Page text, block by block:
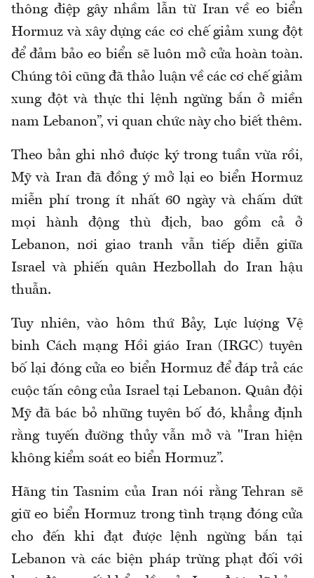
thông điệp gây nhầm lẫn từ Iran về eo biển
Hormuz và xây dựng các cơ chế giảm xung đột
để đảm bảo eo biển sẽ luôn mở cửa hoàn toàn.
Chúng tôi cũng đã thảo luận về các cơ chế giảm
xung đột và thực thi lệnh ngừng bắn ở miền
nam Lebanon”, vi quan chức này cho biết thêm.
Theo bản ghi nhớ được ký trong tuần vừa rồi,
Mỹ và Iran đã đồng ý mở lại eo biển Hormuz
miễn phí trong ít nhất 60 ngày và chấm dứt
mọi hành động thù địch, bao gồm cả ở
Lebanon, nơi giao tranh vẫn tiếp diễn giữa
Israel và phiến quân Hezbollah do Iran hậu
thuẫn.
Tuy nhiên, vào hôm thứ Bảy, Lực lượng Vệ
binh Cách mạng Hồi giáo Iran (IRGC) tuyên
bố lại đóng cửa eo biển Hormuz để đáp trả các
cuộc tấn công của Israel tại Lebanon. Quân đội
Mỹ đã bác bỏ những tuyên bố đó, khẳng định
rằng tuyến đường thủy vẫn mở và "Iran hiện
không kiểm soát eo biển Hormuz”.
Hãng tin Tasnim của Iran nói rằng Tehran sẽ
giữ eo biển Hormuz trong tình trạng đóng cửa
cho đến khi đạt được lệnh ngừng bắn tại
Lebanon và các biện pháp trừng phạt đối với